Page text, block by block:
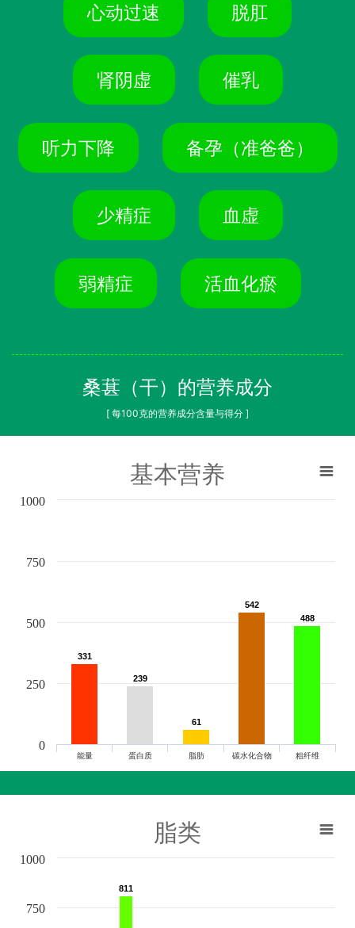
心动过速 脱肛
肾阴虚 催乳
听力下降 备孕（准爸爸）
少精症 血虚
弱精症 活血化瘀
桑葚（干）的营养成分
[ 每100克的营养成分含量与得分 ]
基本营养
331
331
239
239
61
61
542
542
488
488
能量 蛋白质 脂肪 碳水化合物 粗纤维
0
250
500
750
1000
脂类
811
811
750
1000